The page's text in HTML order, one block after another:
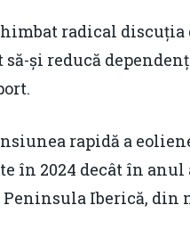
radical
să-și reducă
rapidă a
în 2024 decât în
Iberică, din